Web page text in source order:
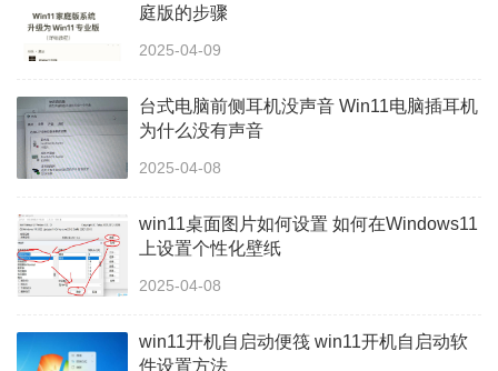
庭版的步骤
2025-04-09
台式电脑前侧耳机没声音 Win11电脑插耳机
为什么没有声音
2025-04-08
win11桌面图片如何设置 如何在Windows11
上设置个性化壁纸
2025-04-08
win11开机自启动便筏 win11开机自启动软
件设置方法